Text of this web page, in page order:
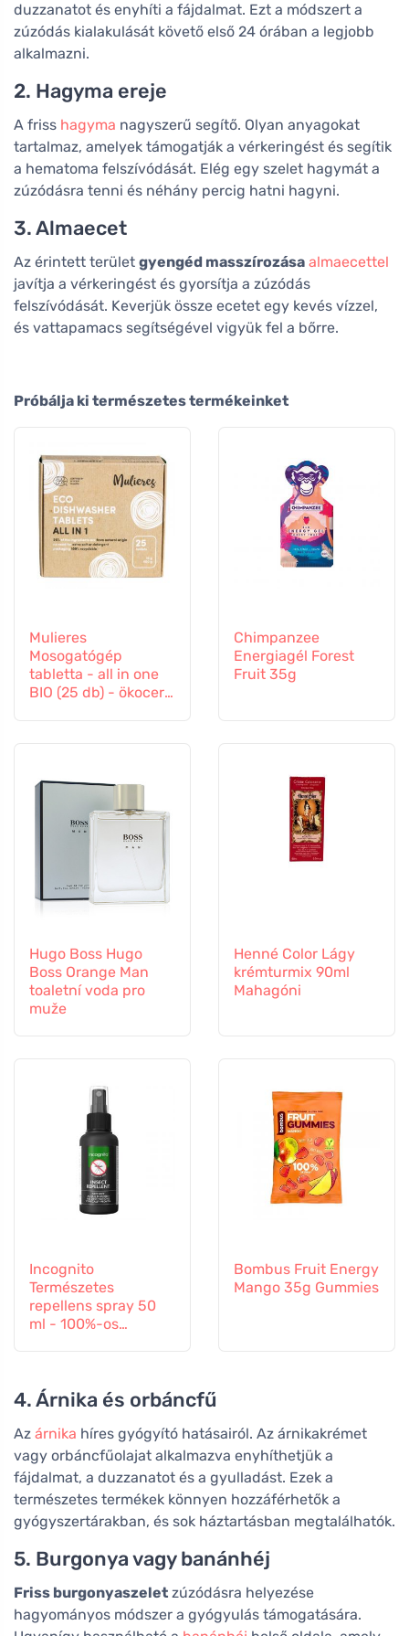
duzzanatot és enyhíti a fájdalmat. Ezt a módszert a
zúzódás kialakulását követő első 24 órában a legjobb
alkalmazni.
2. Hagyma ereje
A friss hagyma nagyszerű segítő. Olyan anyagokat
tartalmaz, amelyek támogatják a vérkeringést és segítik
a hematoma felszívódását. Elég egy szelet hagymát a
zúzódásra tenni és néhány percig hatni hagyni.
3. Almaecet
Az érintett terület gyengéd masszírozása almaecettel
javítja a vérkeringést és gyorsítja a zúzódás
felszívódását. Keverjük össze ecetet egy kevés vízzel,
és vattapamacs segítségével vigyük fel a bőrre.
Próbálja ki természetes termékeinket
Mulieres
Mosogatógép
tabletta - all in one
BIO (25 db) - ökocert
Chimpanzee
Energiagél Forest
Fruit 35g
Hugo Boss Hugo
Boss Orange Man
toaletní voda pro
muže
Henné Color Lágy
krémturmix 90ml
Mahagóni
Incognito
Természetes
repellens spray 50
ml - 100%-os
Bombus Fruit Energy
Mango 35g Gummies
4. Árnika és orbáncfű
Az árnika híres gyógyító hatásairól. Az árnikakrémet
vagy orbáncfűolajat alkalmazva enyhíthetjük a
fájdalmat, a duzzanatot és a gyulladást. Ezek a
természetes termékek könnyen hozzáférhetők a
gyógyszertárakban, és sok háztartásban megtalálhatók.
5. Burgonya vagy banánhéj
Friss burgonyaszelet zúzódásra helyezése
hagyományos módszer a gyógyulás támogatására.